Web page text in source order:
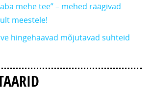
mehe tee” – mehed räägivad
meestele!
hingehaavad mõjutavad suhteid